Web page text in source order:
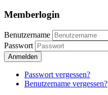
Memberlogin
Benutzername
Passwort
Anmelden
Passwort vergessen?
Benutzername vergessen?